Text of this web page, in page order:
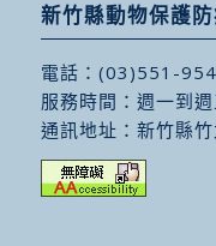
新竹縣動物保護
電話： (03)551-
服務時間：週一到
通訊地址： 新竹縣